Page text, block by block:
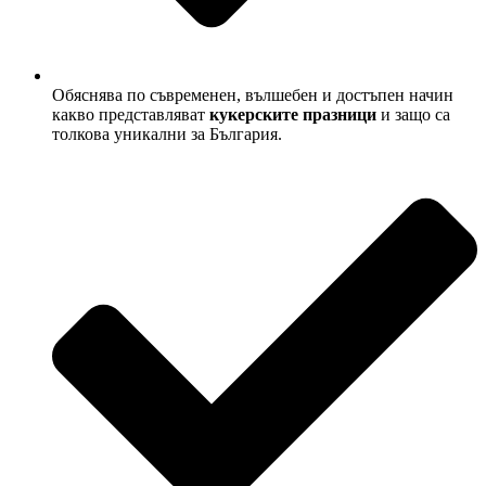
Обяснява по съвременен, вълшебен и достъпен начин
какво представляват кукерските празници и защо са
толкова уникални за България.